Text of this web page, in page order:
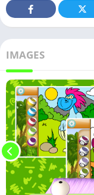
IMAGES